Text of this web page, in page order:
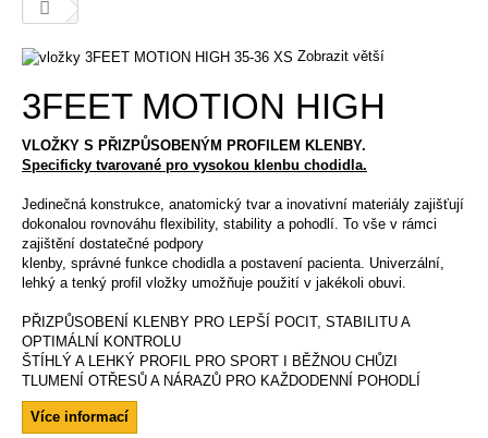
Zobrazit větší
3FEET MOTION HIGH
VLOŽKY S PŘIZPŮSOBENÝM PROFILEM KLENBY.
Specificky tvarované pro vysokou klenbu chodidla.
Jedinečná konstrukce, anatomický tvar a inovativní materiály zajišťují
dokonalou rovnováhu flexibility, stability a pohodlí. To vše v rámci
zajištění dostatečné podpory
klenby, správné funkce chodidla a postavení pacienta. Univerzální,
lehký a tenký profil vložky umožňuje použití v jakékoli obuvi.
PŘIZPŮSOBENÍ KLENBY PRO LEPŠÍ POCIT, STABILITU A
OPTIMÁLNÍ KONTROLU
ŠTÍHLÝ A LEHKÝ PROFIL PRO SPORT I BĚŽNOU CHŮZI
TLUMENÍ OTŘESŮ A NÁRAZŮ PRO KAŽDODENNÍ POHODLÍ
Více informací